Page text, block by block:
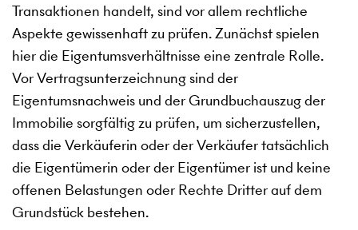
Transaktionen handelt, sind vor allem rechtliche
Aspekte gewissenhaft zu prüfen. Zunächst spielen
hier die Eigentumsverhältnisse eine zentrale Rolle.
Vor Vertragsunterzeichnung sind der
Eigentumsnachweis und der Grundbuchauszug der
Immobilie sorgfältig zu prüfen, um sicherzustellen,
dass die Verkäuferin oder der Verkäufer tatsächlich
die Eigentümerin oder der Eigentümer ist und keine
offenen Belastungen oder Rechte Dritter auf dem
Grundstück bestehen.